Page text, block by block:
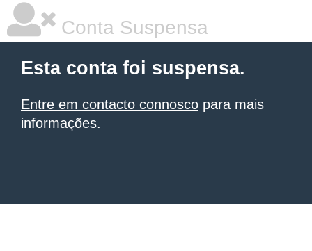
Conta Suspensa
Esta conta foi suspensa.
Entre em contacto connosco para mais
informações.